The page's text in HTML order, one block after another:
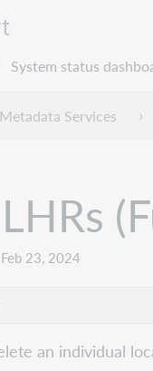
System status
expandieren/
Metadata Services
Feb 23, 2024
an individual